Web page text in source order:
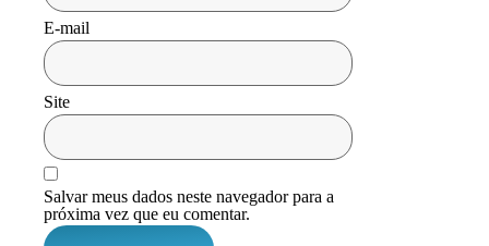
E-mail
Site
Salvar meus dados neste navegador para a
próxima vez que eu comentar.